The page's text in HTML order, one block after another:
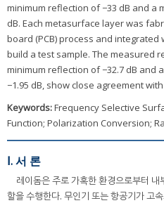
minimum reflection of −33 dB and a
dB. Each metasurface layer was
board (PCB) process and
build a test sample. The measured
minimum reflection of −32.7 dB and
−1.95 dB, show close agreement
Keywords:Frequency Selective
Function; Polarization Conversion;
Ⅰ. 서 론
레이돔은 주로 가혹한 환경으로부터
할을 수행한다. 무인기 또는 항공기가 고